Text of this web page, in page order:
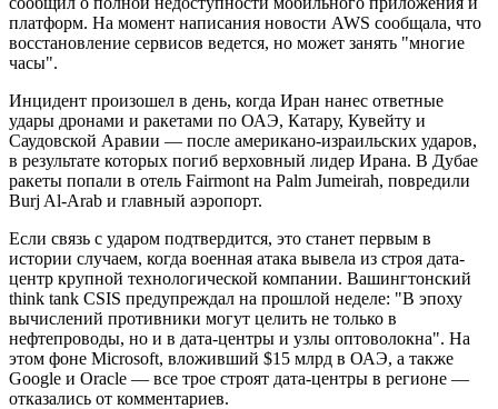
платформ. На момент написания новости AWS сообщала, что
восстановление сервисов ведется, но может занять "многие
часы".
Инцидент произошел в день, когда Иран нанес ответные
удары дронами и ракетами по ОАЭ, Катару, Кувейту и
Саудовской Аравии — после американо-израильских ударов,
в результате которых погиб верховный лидер Ирана. В Дубае
ракеты попали в отель Fairmont на Palm Jumeirah, повредили
Burj Al-Arab и главный аэропорт.
Если связь с ударом подтвердится, это станет первым в
истории случаем, когда военная атака вывела из строя дата-
центр крупной технологической компании. Вашингтонский
think tank CSIS предупреждал на прошлой неделе: "В эпоху
вычислений противники могут целить не только в
нефтепроводы, но и в дата-центры и узлы оптоволокна". На
этом фоне Microsoft, вложивший $15 млрд в ОАЭ, а также
Google и Oracle — все трое строят дата-центры в регионе —
отказались от комментариев.